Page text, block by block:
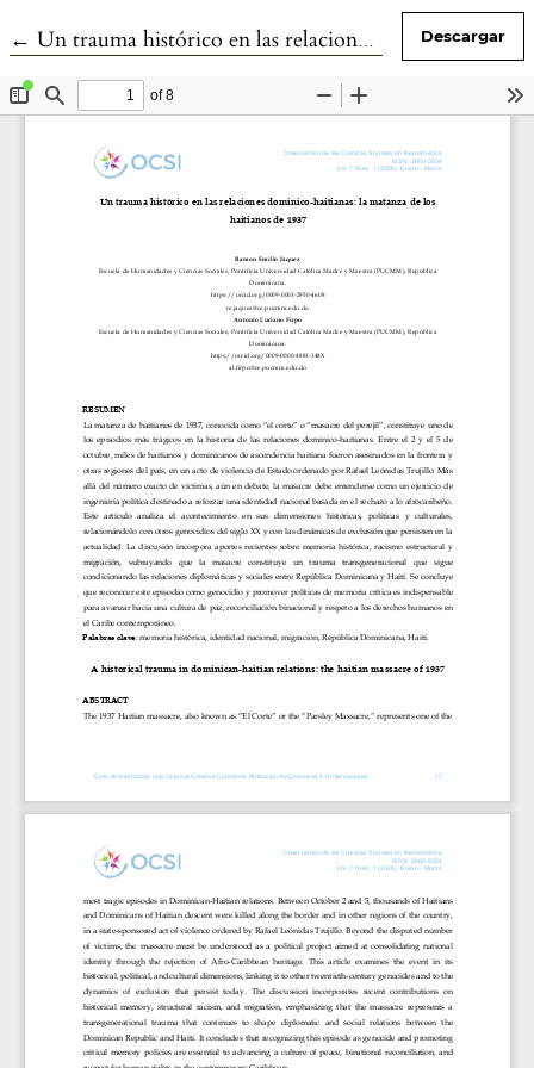
← Volver a los detalles del artículo
Un trauma histórico en las relaciones dominico haitianas Descargar